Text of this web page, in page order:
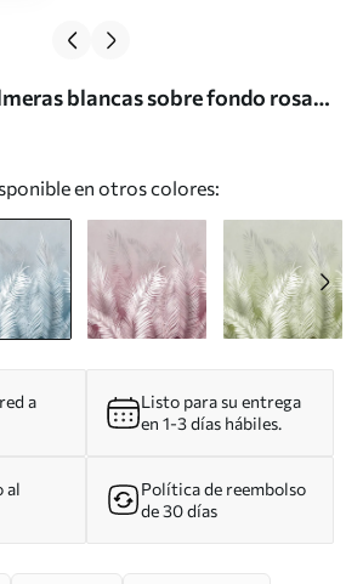
blancas sobre fondo rosa
azules Nr. u74601v1
en otros colores:
a
Listo para su entrega
en 1-3 días hábiles.
al
Política de reembolso
de 30 días